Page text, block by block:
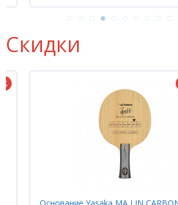
Скидки
Основание Yasaka MA LIN CARBON